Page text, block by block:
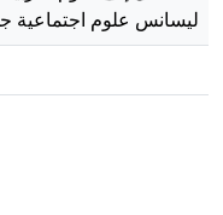
ليسانس علوم